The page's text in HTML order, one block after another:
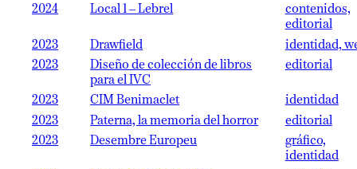
2024
Local 1 – Lebrel
contenidos,
editorial
2023
Drawfield
identidad,
2023
Diseño de colección de libros
para el IVC
editorial
2023 CIM Benimaclet
identidad
2023
Paterna, la memoria del horror
editorial
2023
Desembre Europeu
gráfico,
identidad